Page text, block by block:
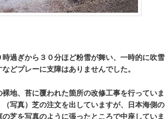
過ぎから３０分ほど粉雪が舞い、一時的に吹雪
どプレーに支障はありませんでした。
地、苔に覆われた箇所の改修工事を行っていま
写真）芝の注文を出していますが、日本海側の
芝を写真のように張ったところで中座していま